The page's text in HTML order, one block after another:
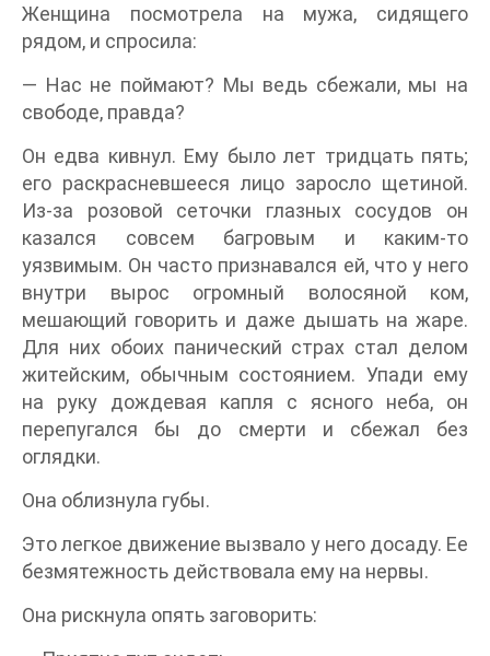
Женщина посмотрела на мужа, сидящего
рядом, и спросила:
— Нас не поймают? Мы ведь сбежали, мы на
свободе, правда?
Он едва кивнул. Ему было лет тридцать пять;
его раскрасневшееся лицо заросло щетиной.
Из-за розовой сеточки глазных сосудов он
казался совсем багровым и каким-то
уязвимым. Он часто признавался ей, что у него
внутри вырос огромный волосяной ком,
мешающий говорить и даже дышать на жаре.
Для них обоих панический страх стал делом
житейским, обычным состоянием. Упади ему
на руку дождевая капля с ясного неба, он
перепугался бы до смерти и сбежал без
оглядки.
Она облизнула губы.
Это легкое движение вызвало у него досаду. Ее
безмятежность действовала ему на нервы.
Она рискнула опять заговорить: